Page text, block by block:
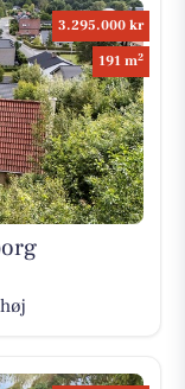
3.295.000 kr
191 m2